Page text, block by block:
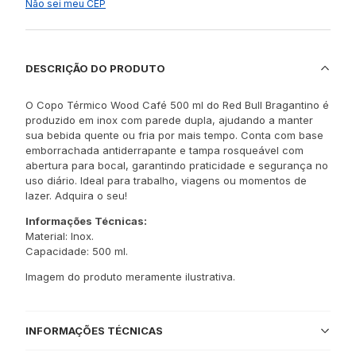
Não sei meu CEP
DESCRIÇÃO DO PRODUTO
O Copo Térmico Wood Café 500 ml do Red Bull Bragantino é
produzido em inox com parede dupla, ajudando a manter
sua bebida quente ou fria por mais tempo. Conta com base
emborrachada antiderrapante e tampa rosqueável com
abertura para bocal, garantindo praticidade e segurança no
uso diário. Ideal para trabalho, viagens ou momentos de
lazer. Adquira o seu!
Informações Técnicas:
Material: Inox.
Capacidade: 500 ml.
Imagem do produto meramente ilustrativa.
INFORMAÇÕES TÉCNICAS